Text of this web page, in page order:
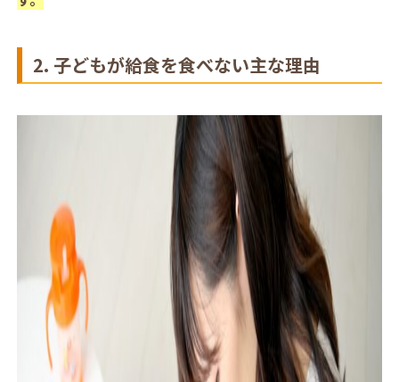
2. 子どもが給食を食べない主な理由